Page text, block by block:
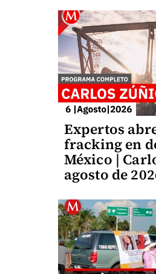
Expertos
fracking en
México |
agosto de